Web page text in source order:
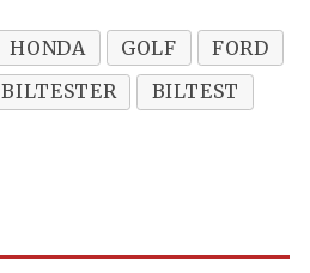
HONDA GOLF
FORD
BILTESTER
BILTEST